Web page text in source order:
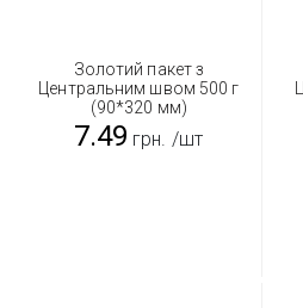
Золотий пакет з
Центральним швом 500 г
(90*320 мм)
7.49 грн. /шт